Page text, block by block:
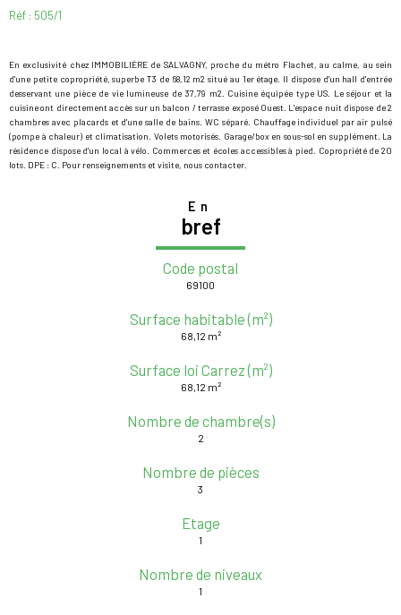
Réf : 505/1
En exclusivité chez IMMOBILIÈRE de SALVAGNY, proche du métro Flachet, au calme, au sein
d'une petite copropriété, superbe T3 de 68,12 m2 situé au 1er étage. Il dispose d'un hall d'entrée
desservant une pièce de vie lumineuse de 37,79 m2. Cuisine équipée type US. Le séjour et la
cuisine ont directement accès sur un balcon / terrasse exposé Ouest. L'espace nuit dispose de 2
chambres avec placards et d'une salle de bains. WC séparé. Chauffage individuel par air pulsé
(pompe à chaleur) et climatisation. Volets motorisés. Garage/box en sous-sol en supplément. La
résidence dispose d'un local à vélo. Commerces et écoles accessibles à pied. Copropriété de 20
lots. DPE : C. Pour renseignements et visite, nous contacter.
En
bref
Code postal
69100
Surface habitable (m²)
68,12 m²
Surface loi Carrez (m²)
68,12 m²
Nombre de chambre(s)
2
Nombre de pièces
3
Etage
1
Nombre de niveaux
1